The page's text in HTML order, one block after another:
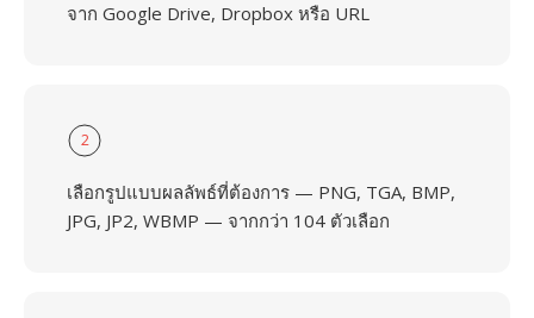
จาก Google Drive, Dropbox หรือ URL
2
เลือกรูปแบบผลลัพธ์ที่ต้องการ — PNG, TGA, BMP,
JPG, JP2, WBMP — จากกว่า 104 ตัวเลือก